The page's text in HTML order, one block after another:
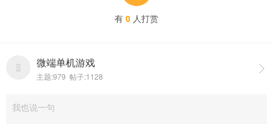
有 0 人打赏

微端单机游戏
主题:979 帖子:1128